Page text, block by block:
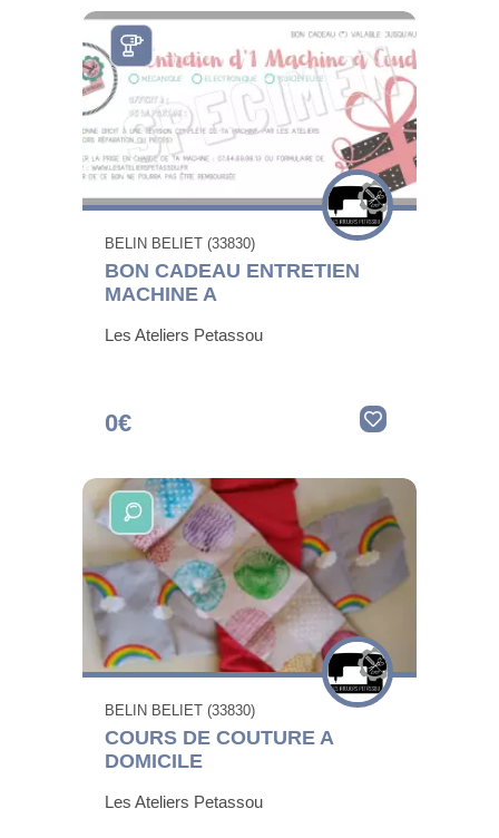
BELIN BELIET (33830)
BON CADEAU ENTRETIEN
MACHINE A
Les Ateliers Petassou
0€
BELIN BELIET (33830)
COURS DE COUTURE A
DOMICILE
Les Ateliers Petassou